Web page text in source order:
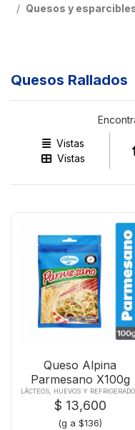
Quesos y
Quesos Rallados
Vistas
Vistas
Queso Alpina
Parmesano X100g
LÁCTEOS, HUEVOS Y
$ 13,600
(g a $136)